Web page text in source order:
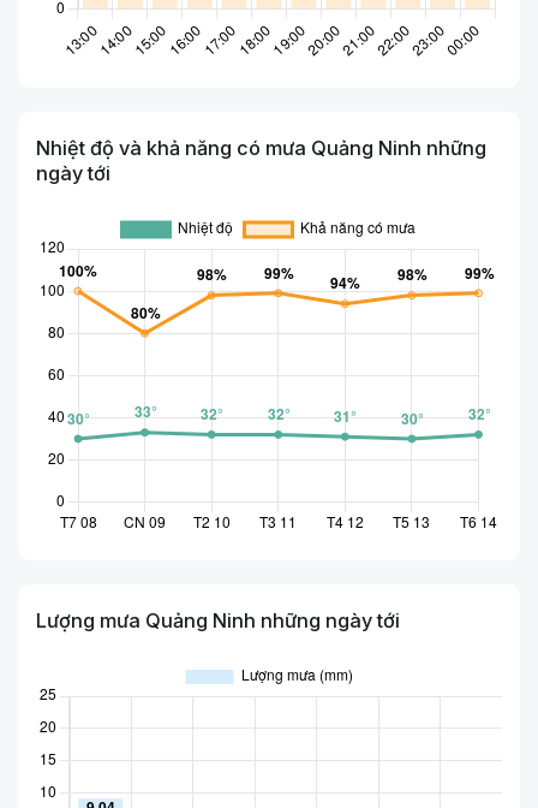
Nhiệt độ và khả năng có mưa Quảng Ninh những
ngày tới
Lượng mưa Quảng Ninh những ngày tới